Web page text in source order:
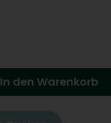
In den Warenkorb